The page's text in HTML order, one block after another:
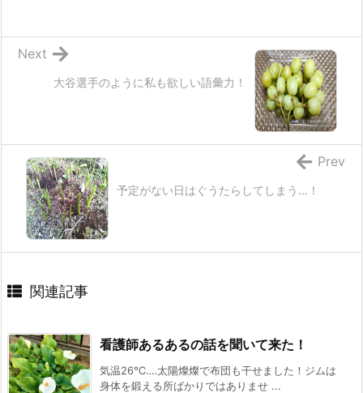
大谷選手のように私も欲しい語彙力！
Next
予定がない日はぐうたらしてしまう…！
Prev
関連記事
看護師あるあるの話を聞いて来た！
気温26℃‥‥太陽燦燦で布団も干せました！ジムは
身体を鍛える所ばかりではありませ ...